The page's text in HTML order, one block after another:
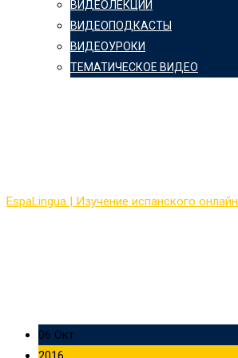
ВИДЕОЛЕКЦИИ
ВИДЕОПОДКАСТЫ
ВИДЕОУРОКИ
ТЕМАТИЧЕСКОЕ ВИДЕО
EspaLingua | Изучение испанского онлайн
06 Окт